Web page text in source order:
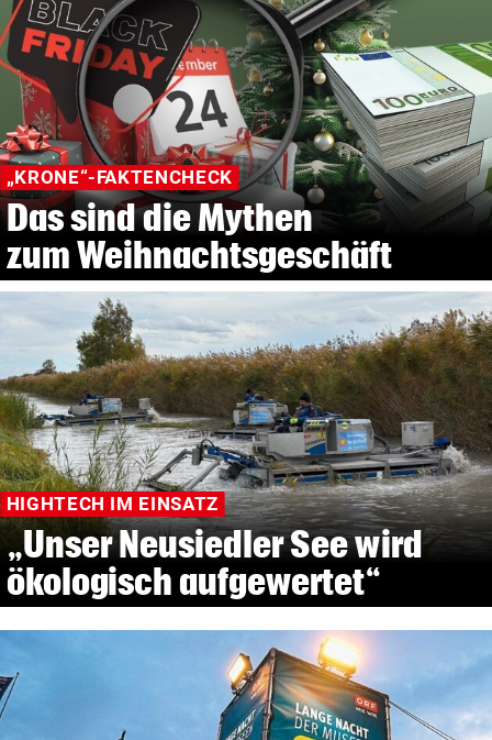
„KRONE“-FAKTENCHECK
Das sind die Mythen
zum Weihnachtsgeschäft
HIGHTECH IM EINSATZ
„Unser Neusiedler See wird
ökologisch aufgewertet“